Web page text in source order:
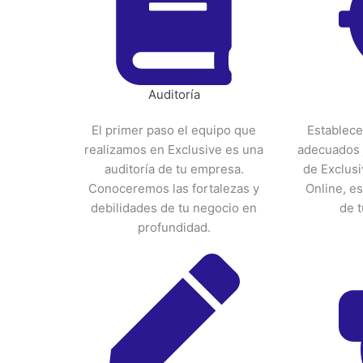
Auditoría
El primer paso el equipo que
realizamos en Exclusive es una
auditoría de tu empresa.
Conoceremos las fortalezas y
debilidades de tu negocio en
profundidad.
de
Online,
de